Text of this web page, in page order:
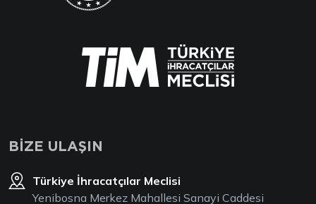
BİZE ULAŞIN
Türkiye İhracatçılar Meclisi
Yenibosna Merkez Mahallesi Sanayi Caddesi